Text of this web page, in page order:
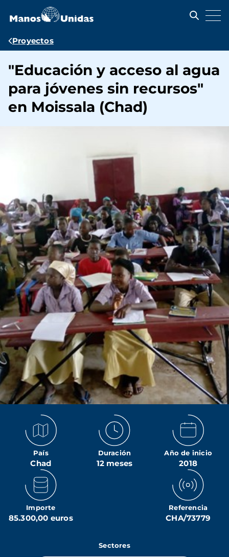
contenido
Ruta
navegación
Proyectos
"Educación y acceso al agua
para jóvenes sin recursos"
en Moissala (Chad)
País
Chad
Duración
12 meses
Año de inicio
2018
Importe
85.300,00 euros
Referencia
CHA/73779
Sectores